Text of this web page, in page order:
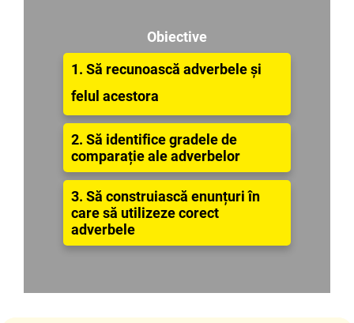
Obiective
1. Să recunoască adverbele şi
felul acestora
2. Să identifice gradele de
comparație ale adverbelor
3. Să construiască enunțuri în
care să utilizeze corect
adverbele